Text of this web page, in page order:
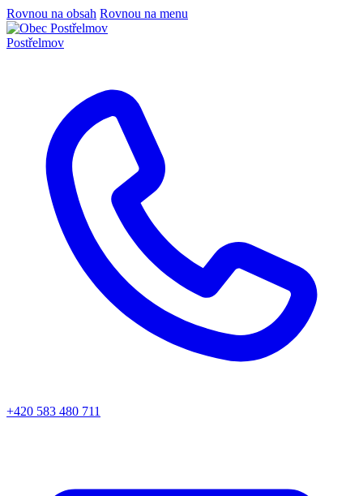
Rovnou na obsah Rovnou na menu
Postřelmov
+420 583 480 711